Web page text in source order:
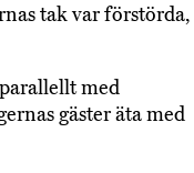
tak var förstörda,
med
gäster äta med